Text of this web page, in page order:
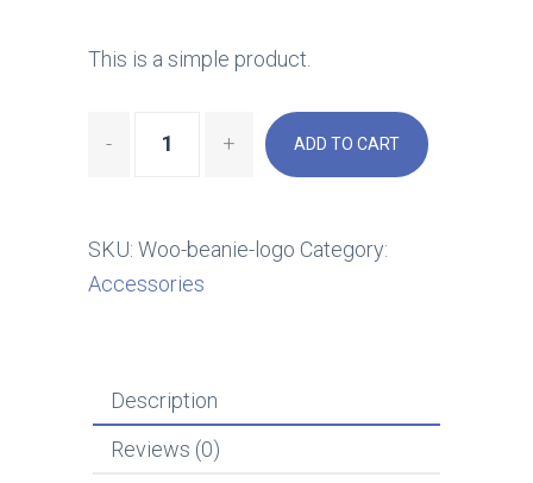
This is a simple product.
ADD TO CART
SKU: Woo-beanie-logo Category:
Accessories
Description
Reviews (0)